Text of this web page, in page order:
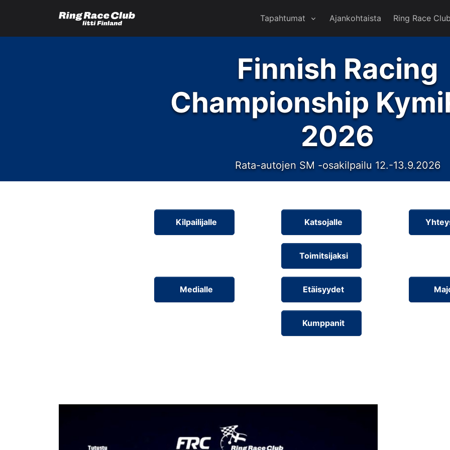
Tapahtumat Ajankohtaista Ring Race Club
Finnish Racing
Championship
2026
Rata-autojen SM -osakilpailu 12.-13.9.2026
Kilpailijalle Katsojalle
Toimitsijaksi
Medialle Etäisyydet
Kumppanit